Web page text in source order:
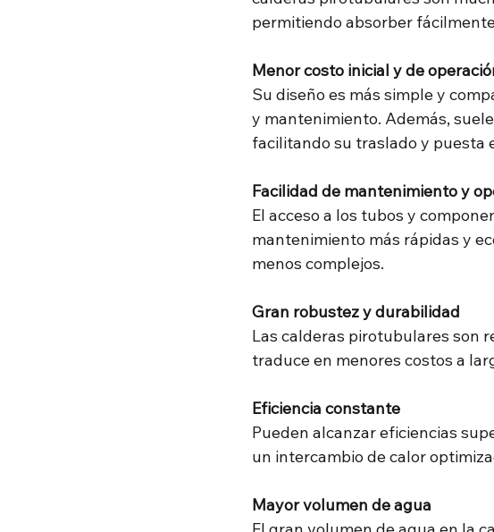
permitiendo absorber
Menor costo inicial y de
Su diseño es más simple y
y mantenimiento. Además,
facilitando su traslado y puesta
Facilidad de mantenimiento y
El acceso a los tubos y
mantenimiento más rápidas y
menos complejos.
Gran robustez y durabilidad
Las calderas pirotubulares son
traduce en menores costos a
Eficiencia constante
Pueden alcanzar eficiencias
un intercambio de calor
Mayor volumen de agua